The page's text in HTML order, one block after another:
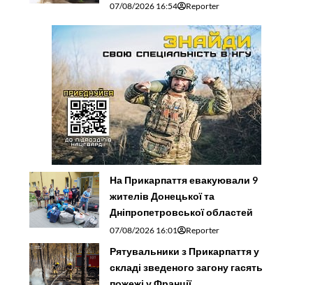
07/08/2026 16:54 Reporter
На Прикарпаття евакуювали 9
жителів Донецької та
Дніпропетровської областей
07/08/2026 16:01 Reporter
Рятувальники з Прикарпаття у
складі зведеного загону гасять